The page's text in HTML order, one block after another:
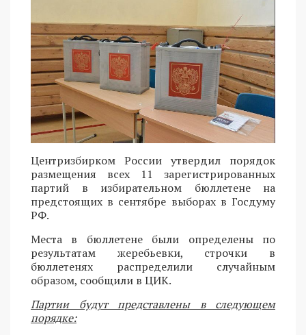
Центризбирком России утвердил порядок
размещения всех 11 зарегистрированных
партий в избирательном бюллетене на
предстоящих в сентябре выборах в Госдуму
РФ.
Места в бюллетене были определены по
результатам жеребьевки, строчки в
бюллетенях распределили случайным
образом, сообщили в ЦИК.
Партии будут представлены в следующем
порядке: